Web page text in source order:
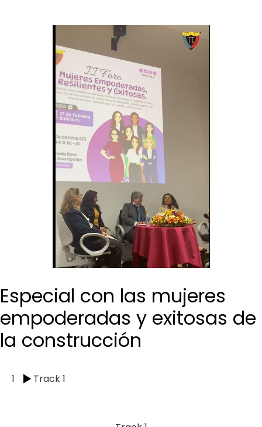
Especial con las mujeres
empoderadas y exitosas de
la construcción
1 Track 1